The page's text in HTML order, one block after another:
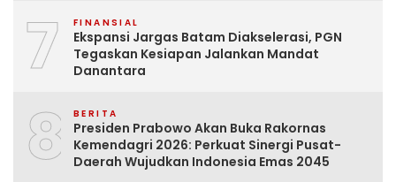
7 FINANSIAL
Ekspansi Jargas Batam Diakselerasi, PGN
Tegaskan Kesiapan Jalankan Mandat
Danantara
8 BERITA
Presiden Prabowo Akan Buka Rakornas
Kemendagri 2026: Perkuat Sinergi Pusat-
Daerah Wujudkan Indonesia Emas 2045